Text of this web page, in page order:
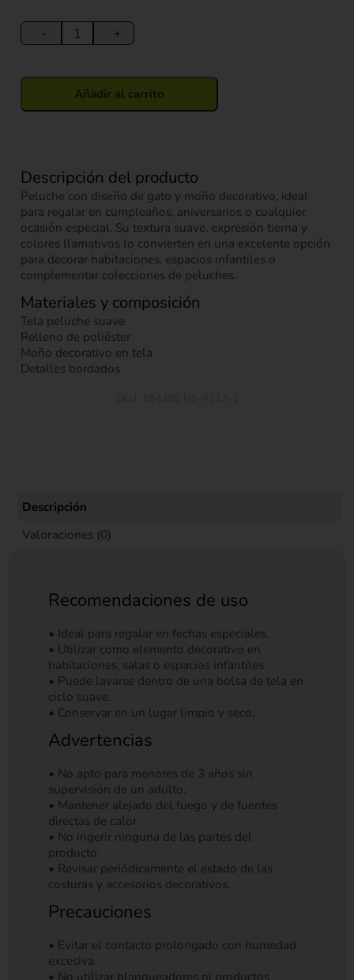
Descripción del producto
Peluche con diseño de gato y moño decorativo, ideal
para regalar en cumpleaños, aniversarios o cualquier
ocasión especial. Su textura suave, expresión tierna y
colores llamativos lo convierten en una excelente opción
para decorar habitaciones, espacios infantiles o
complementar colecciones de peluches.
Materiales y composición
Tela peluche suave
Relleno de poliéster
Moño decorativo en tela
Detalles bordados
-
Gato
con
Decorativo
21
+
Añadir al carrito
Descripción
Valoraciones (0)
Recomendaciones de uso
• Ideal para regalar en fechas especiales.
• Utilizar como elemento decorativo en
habitaciones, salas o espacios infantiles.
• Puede lavarse dentro de una bolsa de tela en
ciclo suave.
• Conservar en un lugar limpio y seco.
Advertencias
• No apto para menores de 3 años sin
supervisión de un adulto.
• Mantener alejado del fuego y de fuentes
directas de calor.
• No ingerir ninguna de las partes del
producto.
• Revisar periódicamente el estado de las
costuras y accesorios decorativos.
Precauciones
• Evitar el contacto prolongado con humedad
excesiva.